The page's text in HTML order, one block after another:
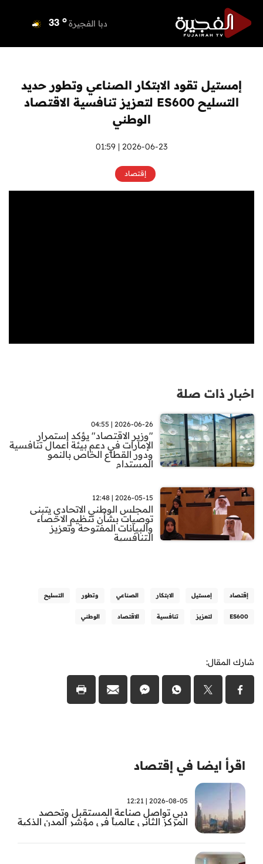
دبا الفجيرة 33 o
أم القيوين 33 o
راس الخيمة o
إمستيل تقود الابتكار الصناعي وتطور حديد
التسليح ES600 لتعزيز تنافسية الاقتصاد
الوطني
2026-06-23 | 01:59
إقتصاد
اخبار ذات صلة
2026-06-26 | 04:55
"وزير الاقتصاد" يؤكد استمرار
الإمارات في دعم بيئة أعمال تنافسية
ودور القطاع الخاص بالنمو
المستدام
2026-05-15 | 12:48
المجلس الوطني الاتحادي يتبنى
توصيات بشأن تنظيم الاحصاء
والبيانات المفتوحة وتعزيز
التنافسية
إقتصاد إمستيل الابتكار الصناعي وتطور التسليح
ES600 لتعزيز تنافسية الاقتصاد الوطني
شارك المقال:
اقرأ ايضا في إقتصاد
2026-08-05 | 12:21
دبي تواصل صناعة المستقبل وتحصد
المركز الثاني عالمياً في مؤشر المدن الذكية